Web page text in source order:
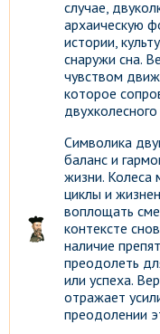
случае,
архаическую
истории,
снаружи сна.
чувством
которое
Символика
баланс и
жизни. Колеса
циклы и
воплощать
контексте
наличие
преодолеть
или успеха.
отражает
преодолении